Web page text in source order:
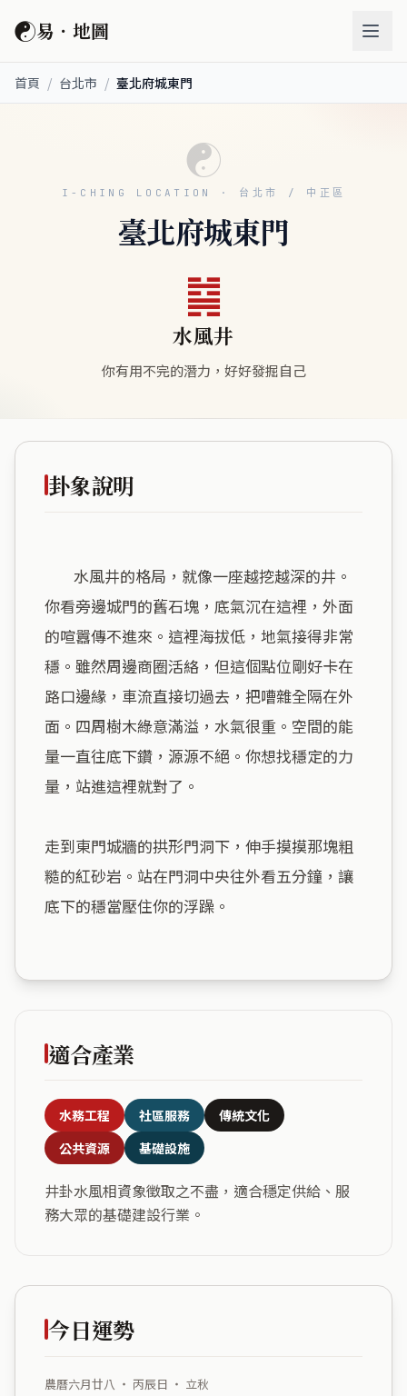
☯易．地圖
首頁 / 台北市 / 臺北府城東門
☯
I-CHING LOCATION · 台北市 / 中正區
臺北府城東門
䷯
水風井
你有用不完的潛力，好好發掘自己
卦象說明
你看旁邊城門的舊石塊，底氣沉在這裡，外面
的喧囂傳不進來。這裡海拔低，地氣接得非常
穩。雖然周邊商圈活絡，但這個點位剛好卡在
路口邊緣，車流直接切過去，把嘈雜全隔在外
面。四周樹木綠意滿溢，水氣很重。空間的能
量一直往底下鑽，源源不絕。你想找穩定的力
量，站進這裡就對了。
走到東門城牆的拱形門洞下，伸手摸摸那塊粗
糙的紅砂岩。站在門洞中央往外看五分鐘，讓
底下的穩當壓住你的浮躁。
適合產業
水務工程 社區服務
傳統文化
公共資源
基礎設施
井卦水風相資象徵取之不盡，適合穩定供給、服
務大眾的基礎建設行業。
今日運勢
農曆六月廿八 ・ 丙辰日 ・ 立秋